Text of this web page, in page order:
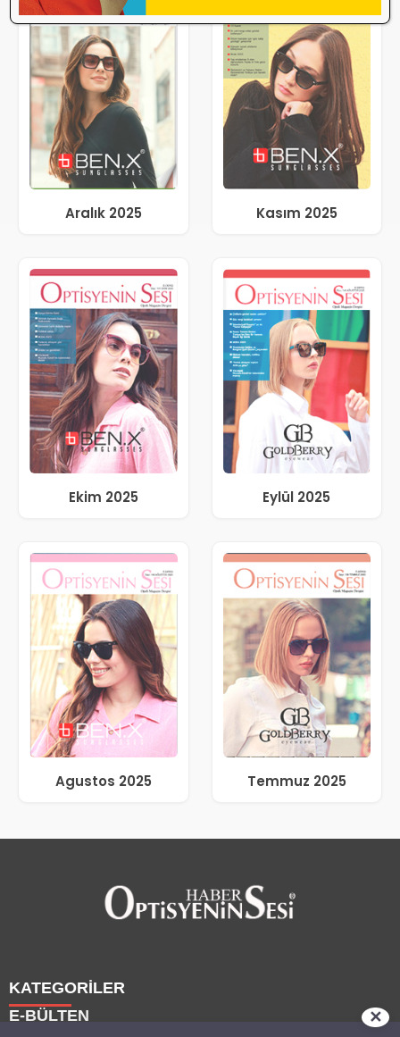
Aralık 2025 Kasım 2025
Ekim 2025 Eylül 2025
Agustos 2025 Temmuz 2025
KATEGORİLER
E-BÜLTEN ✕